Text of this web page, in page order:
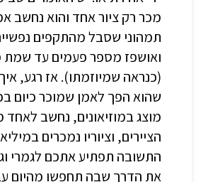
מכר רק ציור אחד והוא נחשב
תמהוני שסבל מהתקפים
ואושפז מספר פעמים עד שמת
(כנראה שמיוזמתו). אז רגע,
שהוא הפך לאמן שמוכר כיום
מוצג במוזיאונים, נחשב לאחד
הציירים, וציוריו נמכרים
התשובה תפתיע אתכם לגמרי
את הדרך שבה תחפשו מהיום